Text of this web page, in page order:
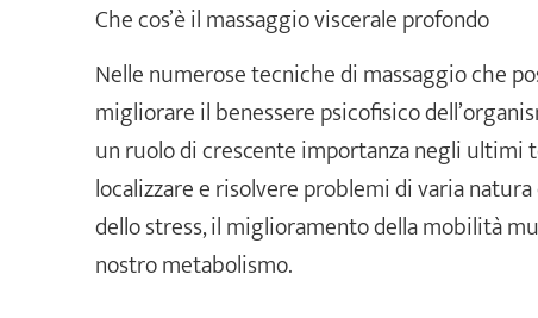
Che cos’è il massaggio viscerale profondo
Nelle numerose tecniche di massaggio che
migliorare il benessere psicofisico
un ruolo di crescente importanza negli ultimi
localizzare e risolvere problemi di varia
dello stress, il miglioramento della mobilità
nostro metabolismo.